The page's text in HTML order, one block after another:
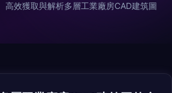
高效獲取與解析多層工業廠房CAD建筑圖